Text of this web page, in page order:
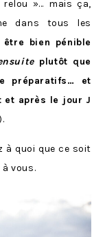
»… mais ça,
dans tous les
bien pénible
plutôt que
préparatifs… et
et après le jour J
à quoi que ce soit
vous.